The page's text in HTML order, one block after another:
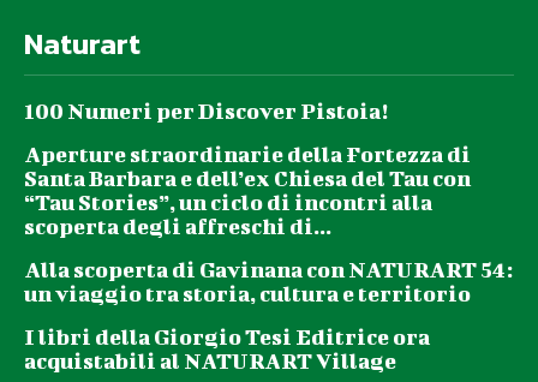
Naturart
100 Numeri per Discover Pistoia!
Aperture straordinarie della Fortezza di
Santa Barbara e dell’ex Chiesa del Tau con
“Tau Stories”, un ciclo di incontri alla
scoperta degli affreschi di...
Alla scoperta di Gavinana con NATURART 54:
un viaggio tra storia, cultura e territorio
I libri della Giorgio Tesi Editrice ora
acquistabili al NATURART Village